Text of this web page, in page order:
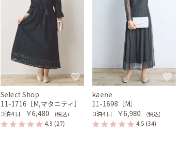
Select Shop
11-1716［M,マタニティ］
３泊４日 ￥6,480 (税込)
4.9 (27)
kaene
11-1698［M］
３泊４日 ￥6,980 (税込)
4.5 (34)